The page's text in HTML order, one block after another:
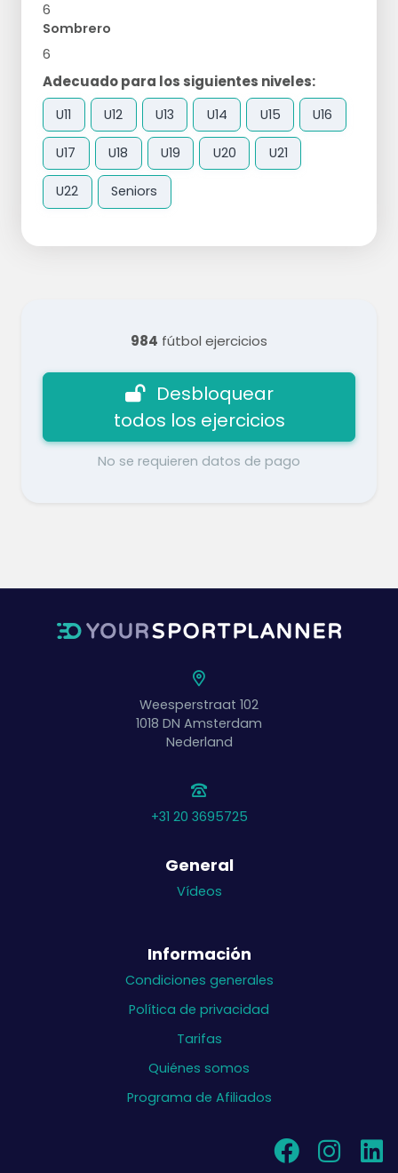
6
Sombrero
6
Adecuado para los siguientes niveles:
U11 U12 U13 U14 U15 U16
U17 U18 U19 U20 U21
U22 Seniors
984 fútbol ejercicios
Desbloquear
todos los ejercicios
No se requieren datos de pago
Weesperstraat 102
1018 DN Amsterdam
Nederland
+31 20 3695725
General
Vídeos
Información
Condiciones generales
Política de privacidad
Tarifas
Quiénes somos
Programa de Afiliados